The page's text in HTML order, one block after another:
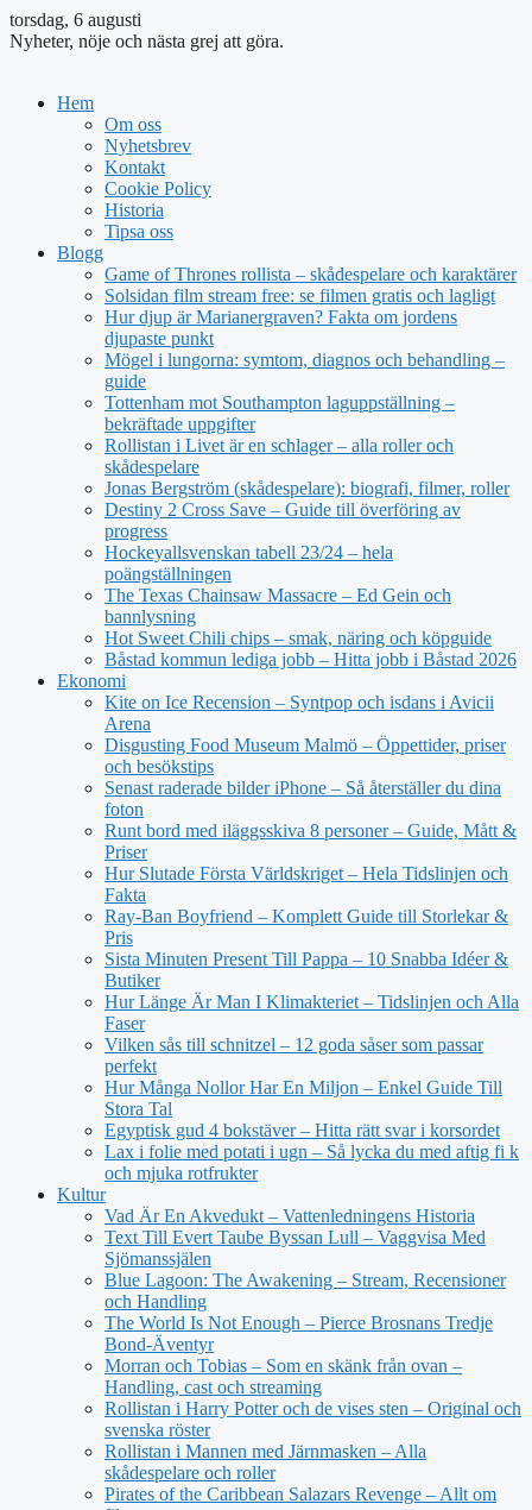
torsdag, 6 augusti
Nyheter, nöje och nästa grej att göra.
Hem
Om oss
Nyhetsbrev
Kontakt
Cookie Policy
Historia
Tipsa oss
Blogg
Game of Thrones rollista – skådespelare och karaktärer
Solsidan film stream free: se filmen gratis och lagligt
Hur djup är Marianergraven? Fakta om jordens
djupaste punkt
Mögel i lungorna: symtom, diagnos och behandling –
guide
Tottenham mot Southampton laguppställning –
bekräftade uppgifter
Rollistan i Livet är en schlager – alla roller och
skådespelare
Jonas Bergström (skådespelare): biografi, filmer, roller
Destiny 2 Cross Save – Guide till överföring av
progress
Hockeyallsvenskan tabell 23/24 – hela
poängställningen
The Texas Chainsaw Massacre – Ed Gein och
bannlysning
Hot Sweet Chili chips – smak, näring och köpguide
Båstad kommun lediga jobb – Hitta jobb i Båstad 2026
Ekonomi
Kite on Ice Recension – Syntpop och isdans i Avicii
Arena
Disgusting Food Museum Malmö – Öppettider, priser
och besökstips
Senast raderade bilder iPhone – Så återställer du dina
foton
Runt bord med iläggsskiva 8 personer – Guide, Mått &
Priser
Hur Slutade Första Världskriget – Hela Tidslinjen och
Fakta
Ray-Ban Boyfriend – Komplett Guide till Storlekar &
Pris
Sista Minuten Present Till Pappa – 10 Snabba Idéer &
Butiker
Hur Länge Är Man I Klimakteriet – Tidslinjen och Alla
Faser
Vilken sås till schnitzel – 12 goda såser som passar
perfekt
Hur Många Nollor Har En Miljon – Enkel Guide Till
Stora Tal
Egyptisk gud 4 bokstäver – Hitta rätt svar i korsordet
Lax i folie med potati i ugn – Så lycka du med aftig fi k
och mjuka rotfrukter
Kultur
Vad Är En Akvedukt – Vattenledningens Historia
Text Till Evert Taube Byssan Lull – Vaggvisa Med
Sjömanssjälen
Blue Lagoon: The Awakening – Stream, Recensioner
och Handling
The World Is Not Enough – Pierce Brosnans Tredje
Bond-Äventyr
Morran och Tobias – Som en skänk från ovan –
Handling, cast och streaming
Rollistan i Harry Potter och de vises sten – Original och
svenska röster
Rollistan i Mannen med Järnmasken – Alla
skådespelare och roller
Pirates of the Caribbean Salazars Revenge – Allt om